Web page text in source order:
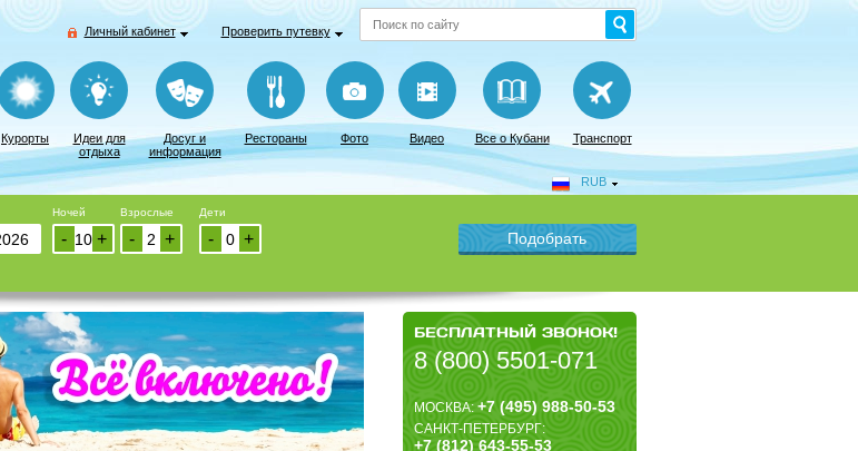
Личный кабинет Проверить путевку
Курорты
Идеи для
отдыха
Досуг и
информация
Рестораны Фото Видео Все о Кубани Транспорт
RUB
Ночей
+
-
Взрослые
+
-
Дети
+
-
БЕСПЛАТНЫЙ ЗВОНОК!
8 (800) 5501-071
МОСКВА:+7 (495) 988-50-53
САНКТ-ПЕТЕРБУРГ:
+7 (812) 643-55-53